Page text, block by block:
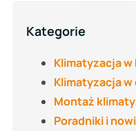
Kategorie
Klimatyzacja w
Klimatyzacja w
Montaż
Poradniki i